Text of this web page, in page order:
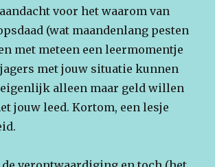
voor het waarom van
(wat maandenlang pesten
met meteen een leermomentje
met jouw situatie kunnen
eigenlijk alleen maar geld willen
jouw leed. Kortom, een lesje